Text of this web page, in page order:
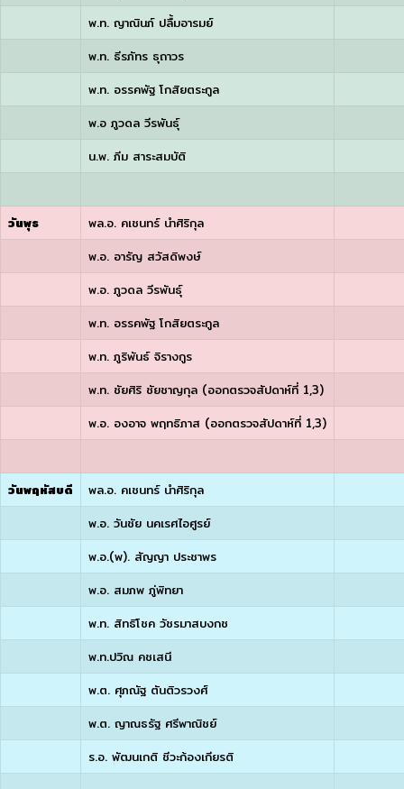
พ.ท. ญาณินภ์ ปลื้มอารมย์
พ.ท. ธีรภัทร ธุถาวร
พ.ท. อรรคพัฐ โกสิยตระกูล
พ.อ ภูวดล วีรพันธุ์
น.พ. ภีม สาระสมบัติ
วันพุธ
พล.อ. คเชนทร์ นำศิริกุล
พ.อ. อารัญ สวัสดิพงษ์
พ.อ. ภูวดล วีรพันธุ์
พ.ท. อรรคพัฐ โกสิยตระกูล
พ.ท. ภูริพันธ์ จิรางกูร
พ.ท. ชัยศิริ ชัยชาญกุล (ออกตรวจสัปดาห์ที่ 1,3)
พ.อ. องอาจ พฤทธิภาส (ออกตรวจสัปดาห์ที่ 1,3)
วันพฤหัสบดี
พล.อ. คเชนทร์ นำศิริกุล
พ.อ. วันชัย นคเรศไอศูรย์
พ.อ.(พ). สัญญา ประชาพร
พ.อ. สมภพ ภู่พิทยา
พ.ท. สิทธิโชค วัชรมาสบงกช
พ.ท.ปวิณ คชเสนี
พ.ต. ศุภณัฐ ตันติวรวงศ์
พ.ต. ญาณธรัฐ ศรีพาณิชย์
ร.อ. พัฒนเกติ ชีวะก้องเกียรติ